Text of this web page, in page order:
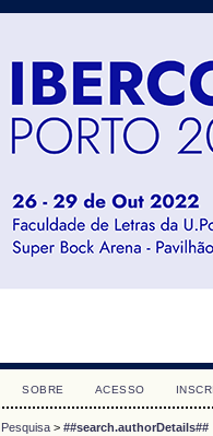
SOBRE ACESSO
Pesquisa > ##search.authorDetails##